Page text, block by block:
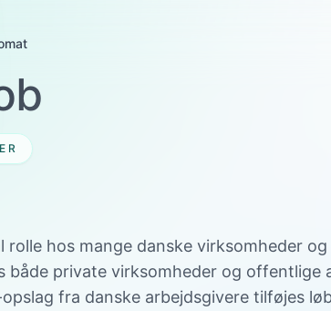
rolle hos mange danske virksomheder
både private virksomheder og offentlige
fra danske arbejdsgivere tilføjes